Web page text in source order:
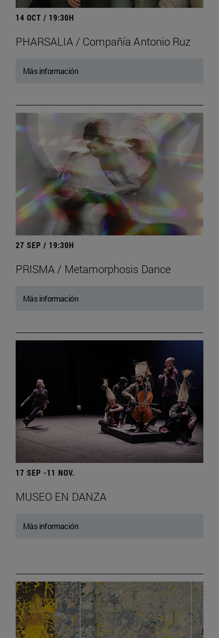
14 OCT / 19:30H
PHARSALIA / Compañía Antonio Ruz
Más información
27 SEP / 19:30H
PRISMA / Metamorphosis Dance
Más información
17 SEP -11 NOV.
MUSEO EN DANZA
Más información